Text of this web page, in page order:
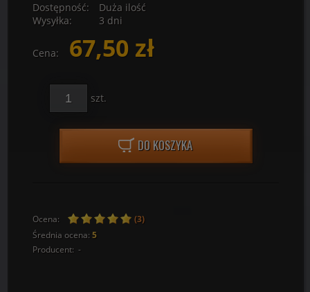
Dostępność:
Duża ilość
Wysyłka:
3 dni
Cena: 67,50 zł
szt.
DO KOSZYKA
Ocena:
(3)
Średnia ocena: 5
Producent: -